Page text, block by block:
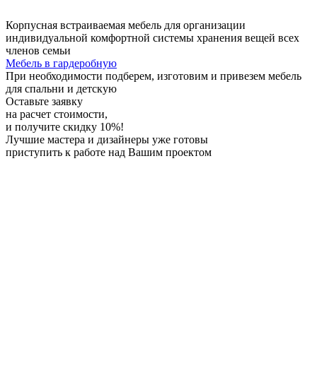
Корпусная встраиваемая мебель для организации
индивидуальной комфортной системы хранения вещей всех
членов семьи
Мебель в гардеробную
При необходимости подберем, изготовим и привезем мебель
для спальни и детскую
Оставьте заявку
на расчет стоимости,
и получите скидку 10%!
Лучшие мастера и дизайнеры уже готовы
приступить к работе над Вашим проектом